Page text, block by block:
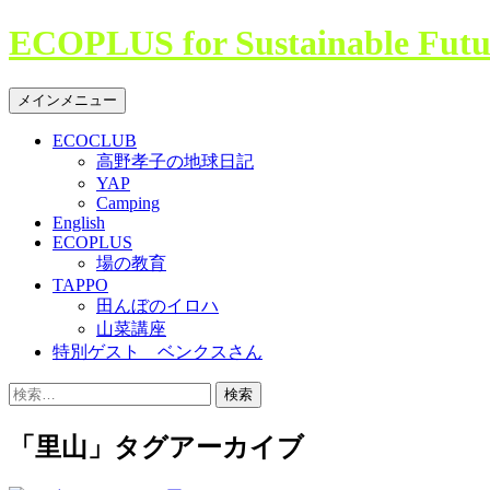
コ
ン
ン
ECOPLUS for Sustainable
検
索
メインメニュー
ECOCLUB
高野孝子の地球日記
YAP
Camping
English
ECOPLUS
場の教育
TAPPO
田んぼのイロハ
山菜講座
特別ゲスト ベンクスさん
検
「里山」タグアーカイブ